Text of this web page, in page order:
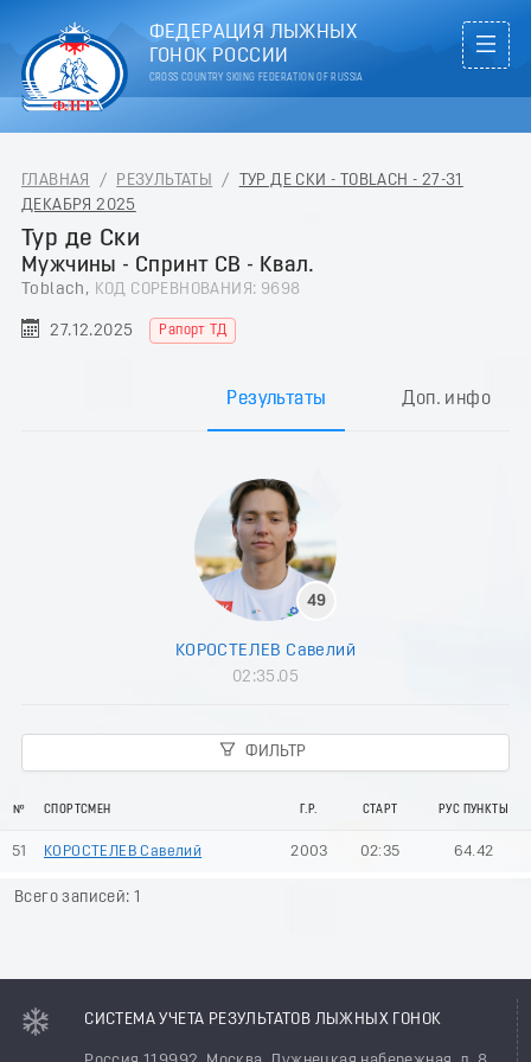
ФЕДЕРАЦИЯ ЛЫЖНЫХ
ГОНОК РОССИИ
CROSS COUNTRY SKIING FEDERATION OF RUSSIA
ГЛАВНАЯ / РЕЗУЛЬТАТЫ /
ТУР ДЕ СКИ - TOBLACH - 27-31
ДЕКАБРЯ 2025
Тур де Ски
Мужчины - Спринт СВ - Квал.
Toblach, КОД СОРЕВНОВАНИЯ: 9698
27.12.2025 Рапорт ТД
Результаты Доп. инфо
49
КОРОСТЕЛЕВ Савелий
02:35.05
ФИЛЬТР
№ СПОРТСМЕН Г.Р. СТАРТ РУС ПУНКТЫ
51 КОРОСТЕЛЕВ Савелий 2003 02:35 64.42
Всего записей: 1
СИСТЕМА УЧЕТА РЕЗУЛЬТАТОВ ЛЫЖНЫХ ГОНОК